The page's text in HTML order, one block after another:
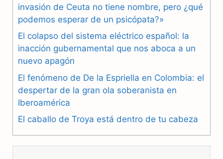
b
o
o
k
g
r
a
s
A
p
invasión de Ceuta no tiene nombre, pero ¿qué
podemos esperar de un psicópata?»
El colapso del sistema eléctrico español: la
inacción gubernamental que nos aboca a un
nuevo apagón
El fenómeno de De la Espriella en Colombia: el
despertar de la gran ola soberanista en
Iberoamérica
El caballo de Troya está dentro de tu cabeza